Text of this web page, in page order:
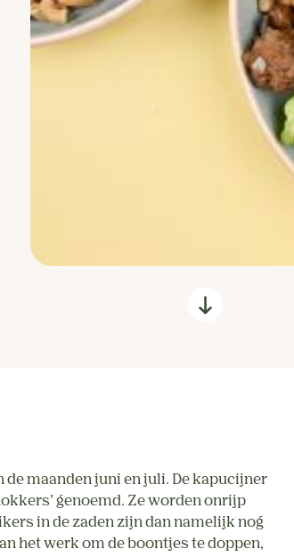
maanden juni en juli. De kapucijner
genoemd. Ze worden onrijp
in de zaden zijn dan namelijk nog
het werk om de boontjes te doppen,